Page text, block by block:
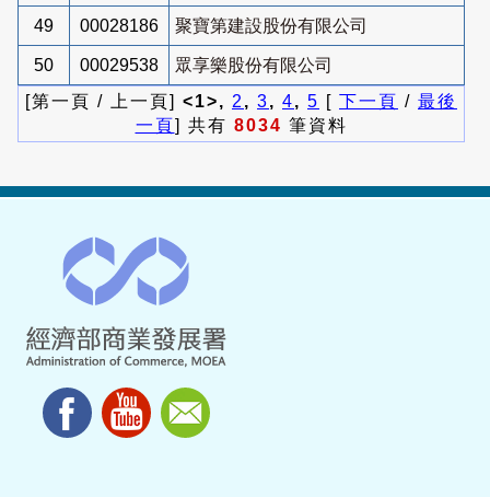
49 00028186 聚寶第建設股份有限公司
50 00029538
眾享樂股份有限公司
[第一頁 / 上一頁] <1>, 2 , 3, 4, 5 [ 下一頁 / 最後
一頁] 共有 8034 筆資料